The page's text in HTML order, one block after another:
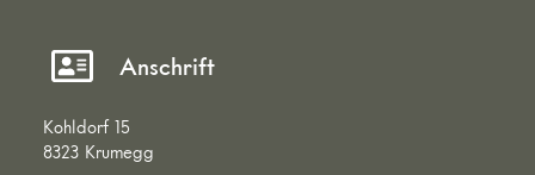
Anschrift
Kohldorf 15
8323 Krumegg